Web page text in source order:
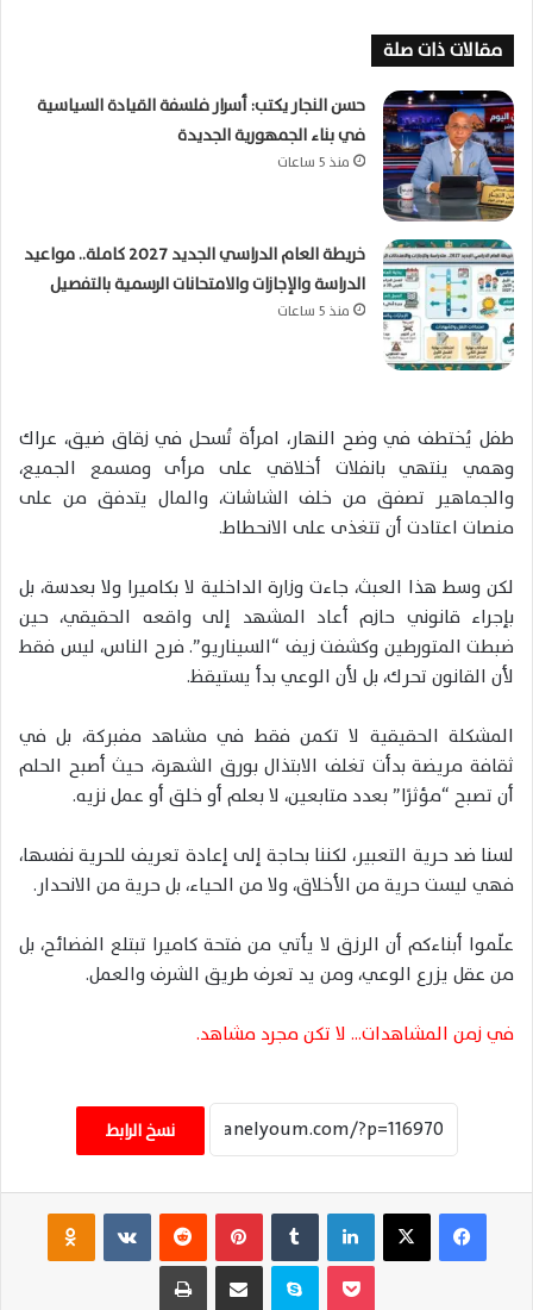
مقالات ذات صلة
حسن النجار يكتب: أسرار فلسفة القيادة السياسية
في بناء الجمهورية الجديدة
منذ 5 ساعات
خريطة العام الدراسي الجديد 2027 كاملة.. مواعيد
الدراسة والإجازات والامتحانات الرسمية بالتفصيل
منذ 5 ساعات
طفل يُختطف في وضح النهار، امرأة تُسحل في زقاق ضيق، عراك
وهمي ينتهي بانفلات أخلاقي على مرأى ومسمع الجميع،
والجماهير تصفق من خلف الشاشات، والمال يتدفق من على
منصات اعتادت أن تتغذى على الانحطاط.
لكن وسط هذا العبث، جاءت وزارة الداخلية لا بكاميرا ولا بعدسة، بل
بإجراء قانوني حازم أعاد المشهد إلى واقعه الحقيقي، حين
ضبطت المتورطين وكشفت زيف “السيناريو”. فرح الناس، ليس فقط
لأن القانون تحرك، بل لأن الوعي بدأ يستيقظ.
المشكلة الحقيقية لا تكمن فقط في مشاهد مفبركة، بل في
ثقافة مريضة بدأت تغلف الابتذال بورق الشهرة، حيث أصبح الحلم
أن تصبح “مؤثرًا” بعدد متابعين، لا بعلم أو خلق أو عمل نزيه.
لسنا ضد حرية التعبير، لكننا بحاجة إلى إعادة تعريف للحرية نفسها،
فهي ليست حرية من الأخلاق، ولا من الحياء، بل حرية من الانحدار.
علّموا أبناءكم أن الرزق لا يأتي من فتحة كاميرا تبتلع الفضائح، بل
من عقل يزرع الوعي، ومن يد تعرف طريق الشرف والعمل.
في زمن المشاهدات… لا تكن مجرد مشاهد.
نسخ الرابط
فيسبوك ‫X لينكدإن بينتيريست ‏VKontakte
سكايب مشاركة عبر البريد طباعة